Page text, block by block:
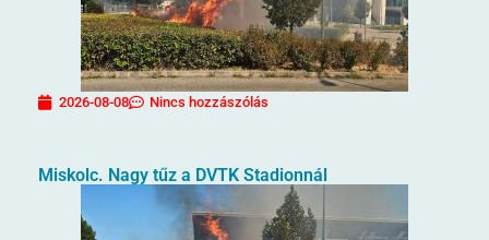
2026-08-08 Nincs hozzászólás
Miskolc. Nagy tűz a DVTK Stadionnál